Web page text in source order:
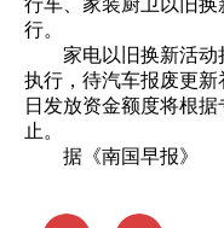
行。
家电以旧换新活动
执行，待汽车报废更
日发放资金额度将根
止。
据《南国早报